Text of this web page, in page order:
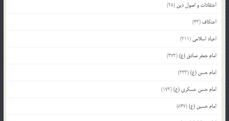
اعتقادات و اصول دین (28)
اعتکاف (43)
اعیاد اسلامی (211)
امام جعفر صادق (ع)(372)
امام حسن (ع)(233)
امام حسن عسکری (ع)(172)
امام حسین (ع)(847)